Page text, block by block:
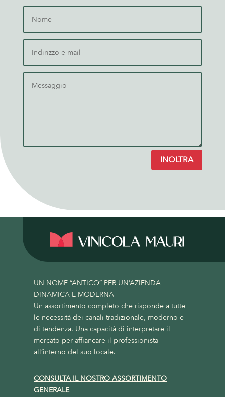
INOLTRA
UN NOME “ANTICO” PER UN’AZIENDA
DINAMICA E MODERNA
Un assortimento completo che risponde a tutte
le necessità dei canali tradizionale, moderno e
di tendenza. Una capacità di interpretare il
mercato per affiancare il professionista
all’interno del suo locale.
CONSULTA IL NOSTRO ASSORTIMENTO
GENERALE